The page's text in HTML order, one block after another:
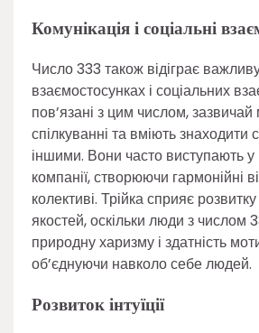
Комунікація і соціальні
Число 333 також відіграє
взаємостосунках і соціальних
пов’язані з цим числом, зазвичай
спілкуванні та вміють знаходити
іншими. Вони часто виступають у
компанії, створюючи гармонійні
колективі. Трійка сприяє
якостей, оскільки люди з числом
природну харизму і здатність
об’єднуючи навколо себе людей.
Розвиток інтуїції